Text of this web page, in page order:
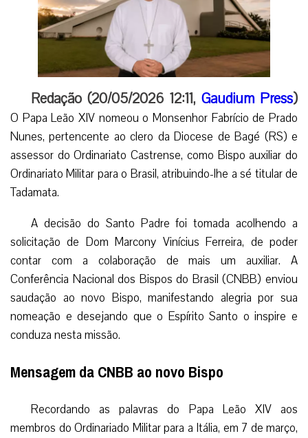
Redação (20/05/2026 12:11, Gaudium Press)
O Papa Leão XIV nomeou o Monsenhor Fabrício de Prado
Nunes, pertencente ao clero da Diocese de Bagé (RS) e
assessor do Ordinariato Castrense, como Bispo auxiliar do
Ordinariato Militar para o Brasil, atribuindo-lhe a sé titular de
Tadamata.
A decisão do Santo Padre foi tomada acolhendo a
solicitação de Dom Marcony Vinícius Ferreira, de poder
contar com a colaboração de mais um auxiliar. A
Conferência Nacional dos Bispos do Brasil (CNBB) enviou
saudação ao novo Bispo, manifestando alegria por sua
nomeação e desejando que o Espírito Santo o inspire e
conduza nesta missão.
Mensagem da CNBB ao novo Bispo
Recordando as palavras do Papa Leão XIV aos
membros do Ordinariado Militar para a Itália, em 7 de março,